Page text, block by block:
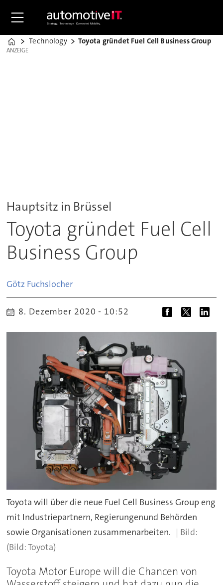
Home
Technology Toyota gründet Fuel Cell Business Group
ANZEIGE
ANZEIGE
Hauptsitz in Brüssel
Toyota gründet Fuel Cell
Business Group
Götz Fuchslocher
8. Dezember 2020 - 10:52
Toyota will über die neue Fuel Cell Business Group eng
mit Industriepartnern, Regierungenund Behörden
sowie Organisationen zusammenarbeiten.
(Bild: Toyota)
Toyota Motor Europe will die Chancen von